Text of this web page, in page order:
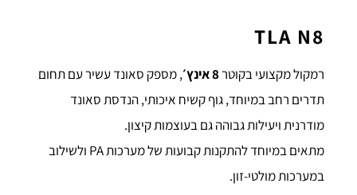
TLA N8
רמקול מקצועי בקוטר8 אינץ׳
, מספק סאונד עשיר עם תחום
תדרים רחב במיוחד, גוף קשיח איכותי, הנדסת סאונד
מודרנית ויעילות גבוהה גם בעוצמות קיצון.
מתאים במיוחד להתקנות קבועות של מערכות PA ולשילוב
במערכות מולטי-זון.